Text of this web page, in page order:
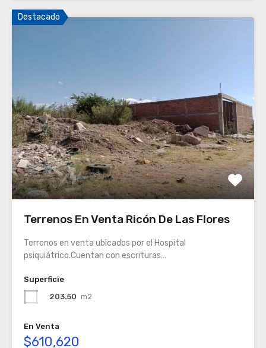
Destacado
Terrenos En Venta Ricón De Las Flores
Terrenos en venta ubicados por el Hospital
psiquiátrico.Cuentan con escrituras…
Superficie
203.50 m2
En Venta
$610,620